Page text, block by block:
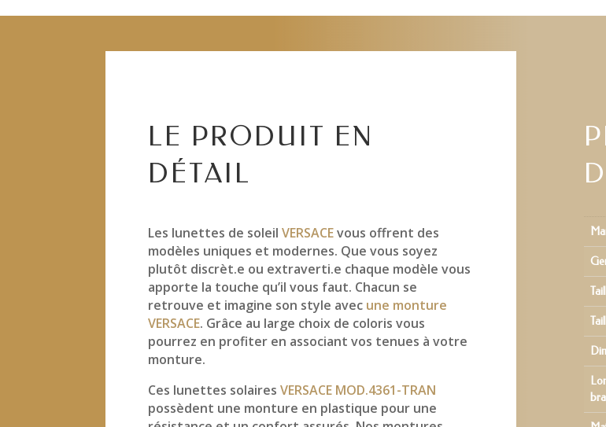
VERSACE
LE PRODUIT EN
DÉTAIL
Les lunettes de soleilVERSACEvous offrent des
modèles uniques et modernes. Que vous soyez
plutôt discrèt.e ou extraverti.e chaque modèle vous
apporte la touche qu’il vous faut. Chacun se
retrouve et imagine son style avec une monture
VERSACE. Grâce au large choix de coloris vous
pourrez en profiter en associant vos tenues à votre
monture.
Ces lunettes solaires VERSACE MOD.4361-TRAN
possèdent une monture en plastique pour une